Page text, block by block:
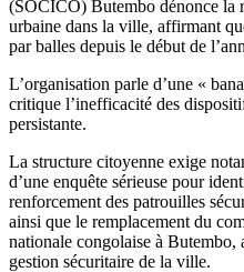
(SOCICO) Butembo dénonce la
urbaine dans la ville, affirmant
par balles depuis le début de
L’organisation parle d’une «
critique l’inefficacité des
persistante.
La structure citoyenne exige
d’une enquête sérieuse pour
renforcement des patrouilles
ainsi que le remplacement du
nationale congolaise à Butembo,
gestion sécuritaire de la ville.